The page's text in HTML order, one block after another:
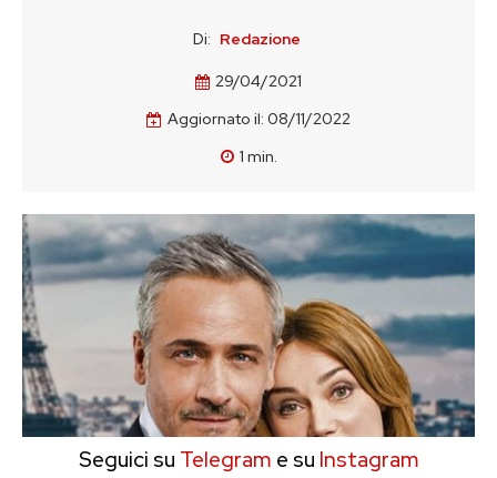
Di: Redazione
29/04/2021
Aggiornato il: 08/11/2022
1 min.
Seguici su Telegram e su Instagram